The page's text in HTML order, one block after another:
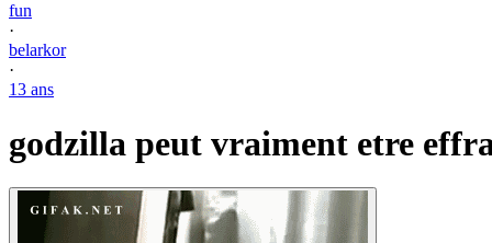
fun
·
belarkor
·
13 ans
godzilla peut vraiment etre